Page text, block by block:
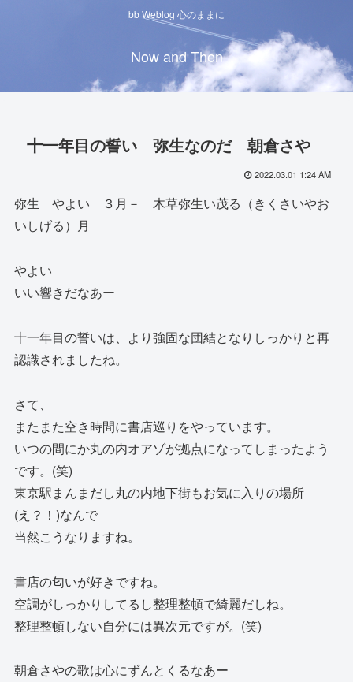
bb Weblog 心のままに
Now and Then
十一年目の誓い 弥生なのだ 朝倉さや
2022.03.01 1:24 AM
弥生 やよい ３月－ 木草弥生い茂る（きくさいやお
いしげる）月
やよい
いい響きだなあー
十一年目の誓いは、より強固な団結となりしっかりと再
認識されましたね。
さて、
またまた空き時間に書店巡りをやっています。
いつの間にか丸の内オアゾが拠点になってしまったよう
です。(笑)
東京駅まんまだし丸の内地下街もお気に入りの場所
(え？！)なんで
当然こうなりますね。
書店の匂いが好きですね。
空調がしっかりしてるし整理整頓で綺麗だしね。
整理整頓しない自分には異次元ですが。(笑)
朝倉さやの歌は心にずんとくるなあー